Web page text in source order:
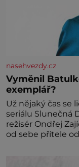
nasehvezdy.cz
Vyměnil
exemplář?
Už nějaký čas se
seriálu Slunečná
režisér Ondřej Zajíc
od sebe přítele